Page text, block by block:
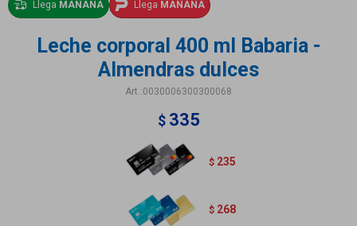
Llega MAÑANA Llega MAÑANA
Leche corporal 400 ml Babaria -
Almendras dulces
0030006300300068
$ 335
$ 235
$ 268